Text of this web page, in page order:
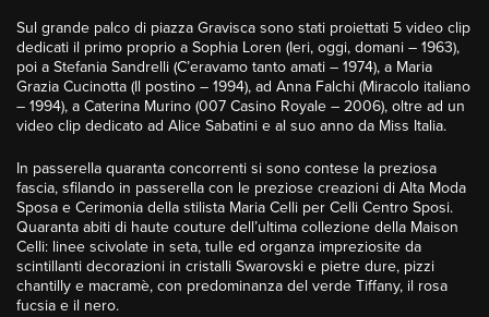
Sul grande palco di piazza Gravisca sono stati proiettati 5 video clip
dedicati il primo proprio a Sophia Loren (Ieri, oggi, domani – 1963),
poi a Stefania Sandrelli (C’eravamo tanto amati – 1974), a Maria
Grazia Cucinotta (Il postino – 1994), ad Anna Falchi (Miracolo italiano
– 1994), a Caterina Murino (007 Casino Royale – 2006), oltre ad un
video clip dedicato ad Alice Sabatini e al suo anno da Miss Italia.
In passerella quaranta concorrenti si sono contese la preziosa
fascia, sfilando in passerella con le preziose creazioni di Alta Moda
Sposa e Cerimonia della stilista Maria Celli per Celli Centro Sposi.
Quaranta abiti di haute couture dell’ultima collezione della Maison
Celli: linee scivolate in seta, tulle ed organza impreziosite da
scintillanti decorazioni in cristalli Swarovski e pietre dure, pizzi
chantilly e macramè, con predominanza del verde Tiffany, il rosa
fucsia e il nero.